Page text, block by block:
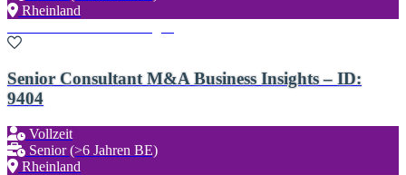
Rheinland
Senior Consultant M&A Business Insights – ID:
9404
Vollzeit
Senior (>6 Jahren BE)
Rheinland